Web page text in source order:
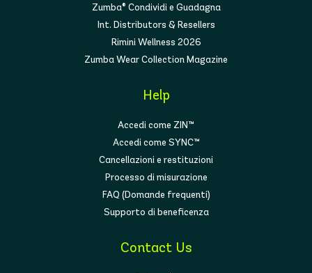
Zumba® Condividi e Guadagna
Int. Distributors & Resellers
Rimini Wellness 2026
Zumba Wear Collection Magazine
Help
Accedi come ZIN™
Accedi come SYNC™
Cancellazioni e restituzioni
Processo di misurazione
FAQ (Domande frequenti)
Supporto di beneficenza
Contact Us